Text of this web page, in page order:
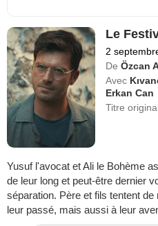
Le
2
De Özcan
Avec
Erkan Can
Titre
Yusuf l'avocat et Ali le Bohème
de leur long et peut-être dernier
séparation. Père et fils tentent
leur passé, mais aussi à leur